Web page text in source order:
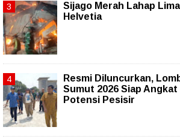
Sijago Merah Lahap
Helvetia
Resmi Diluncurkan,
Sumut 2026 Siap Angkat
Potensi Pesisir